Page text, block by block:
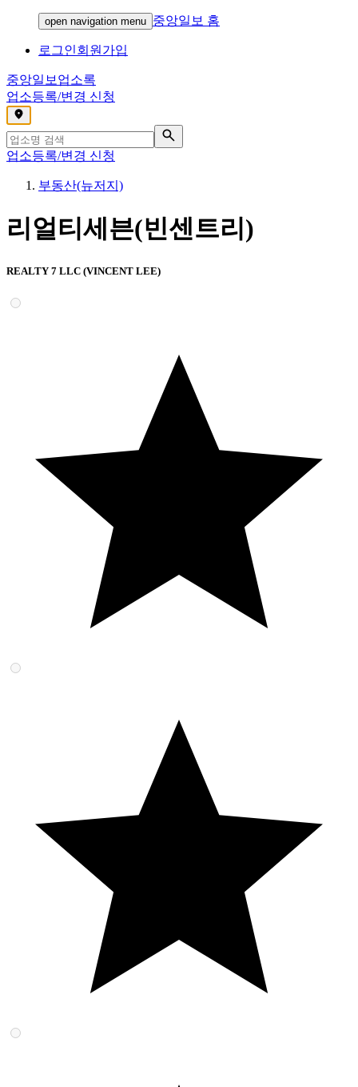
open navigation menu 중앙일보 홈
로그인회원가입
중앙일보 업소록
업소등록/변경 신청
,
업소등록/변경 신청
부동산(뉴저지)
리얼티세븐(빈센트리)
REALTY 7 LLC (VINCENT LEE)